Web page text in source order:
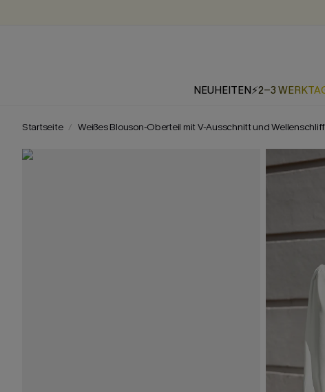
NEUHEITEN⚡2-3
Startseite Weißes Blouson-Oberteil mit V-Ausschnitt und